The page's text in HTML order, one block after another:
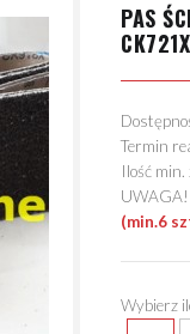
PAS
CK721X
Termin
Ilość
UWAGA!
(min.6
Wybierz